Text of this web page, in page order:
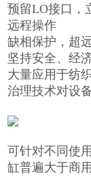
预留LO接口，
远程操作
缺相保护，超
坚持安全、经
大量应用于纺
治理技术对设
可针对不同使
缸普遍大于商